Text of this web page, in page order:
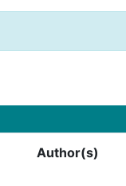
Author(s)